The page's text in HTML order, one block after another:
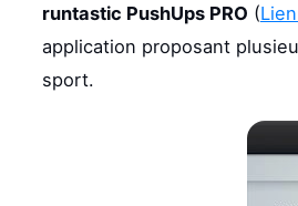
runtastic PushUps PRO (
application proposant
sport.